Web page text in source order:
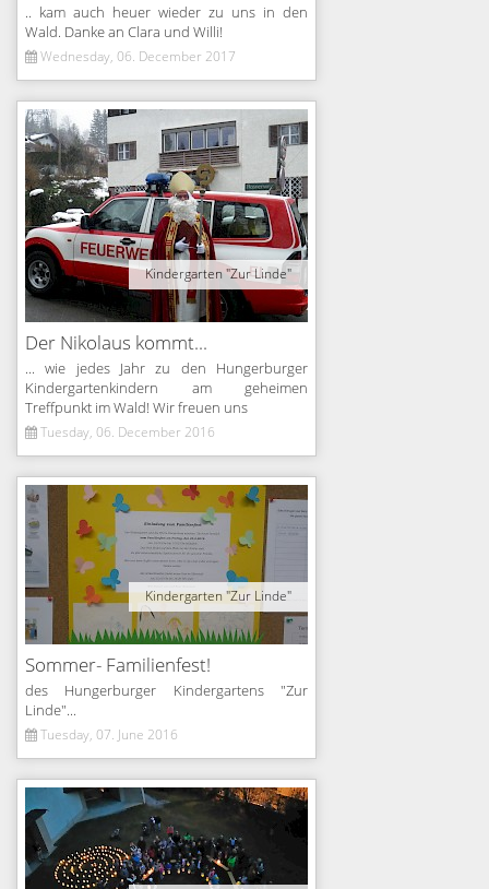
.. kam auch heuer wieder zu uns in den
Wald. Danke an Clara und Willi!
Wednesday, 06. December 2017
Kindergarten "Zur Linde"
Der Nikolaus kommt...
... wie jedes Jahr zu den Hungerburger
Kindergartenkindern am geheimen
Treffpunkt im Wald! Wir freuen uns
Tuesday, 06. December 2016
Kindergarten "Zur Linde"
Sommer- Familienfest!
des Hungerburger Kindergartens "Zur
Linde"...
Tuesday, 07. June 2016